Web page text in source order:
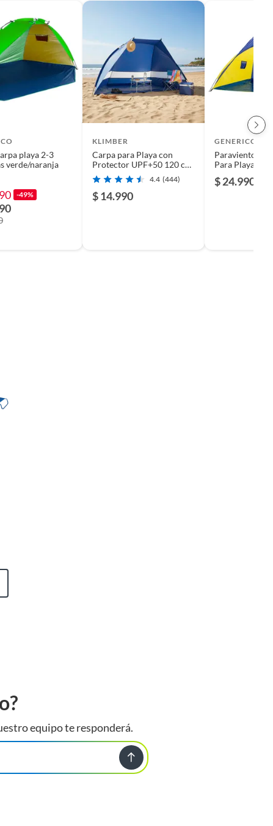
playa 2-3
verde/naranja
-49%
KLIMBER
Carpa para Playa con
Protector UPF+50 120 cm
889872B 1 Personas Azul
4.4 (444)
$ 14.990
GENERICO
Paraviento
Para Playa 2
$ 24.990
equipo te responderá.